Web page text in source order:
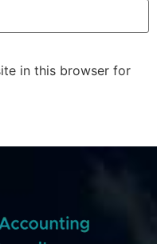
in this browser for